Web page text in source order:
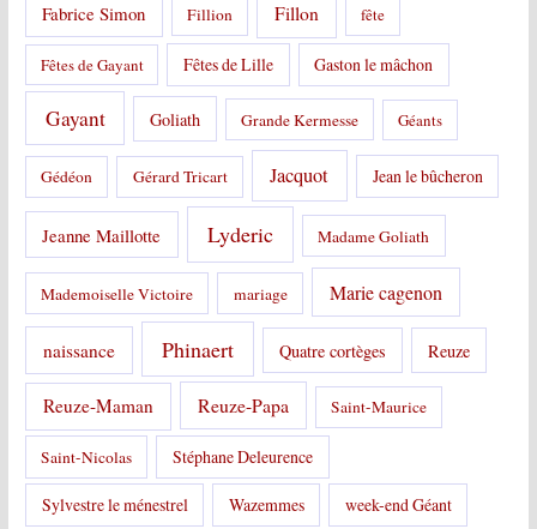
Fabrice Simon Fillion Fillon fête
Fêtes de Gayant Fêtes de Lille Gaston le mâchon
Gayant Goliath Grande Kermesse Géants
Gédéon Gérard Tricart Jacquot Jean le bûcheron
Jeanne Maillotte Lyderic Madame Goliath
Mademoiselle Victoire mariage Marie cagenon
naissance Phinaert Quatre cortèges Reuze
Reuze-Maman Reuze-Papa Saint-Maurice
Saint-Nicolas Stéphane Deleurence
Sylvestre le ménestrel Wazemmes week-end Géant